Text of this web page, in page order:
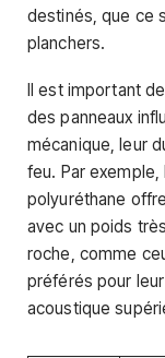
destinés, que ce
planchers.
Il est important
des panneaux
mécanique, leur
feu. Par
polyuréthane
avec un poids
roche, comme
préférés pour
acoustique